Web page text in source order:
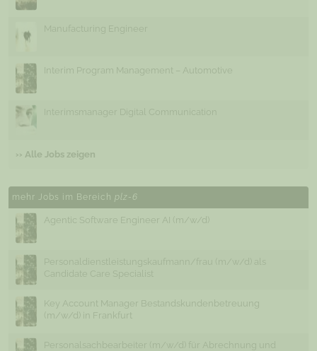
Manufacturing Engineer
Interim Program Management – Automotive
Interimsmanager Digital Communication
›› Alle Jobs zeigen
mehr Jobs im Bereich plz-6
Agentic Software Engineer AI (m/w/d)
Personaldienstleistungskaufmann/frau (m/w/d) als
Candidate Care Specialist
Key Account Manager Bestandskundenbetreuung
(m/w/d) in Frankfurt
Personalsachbearbeiter (m/w/d) für Abrechnung und